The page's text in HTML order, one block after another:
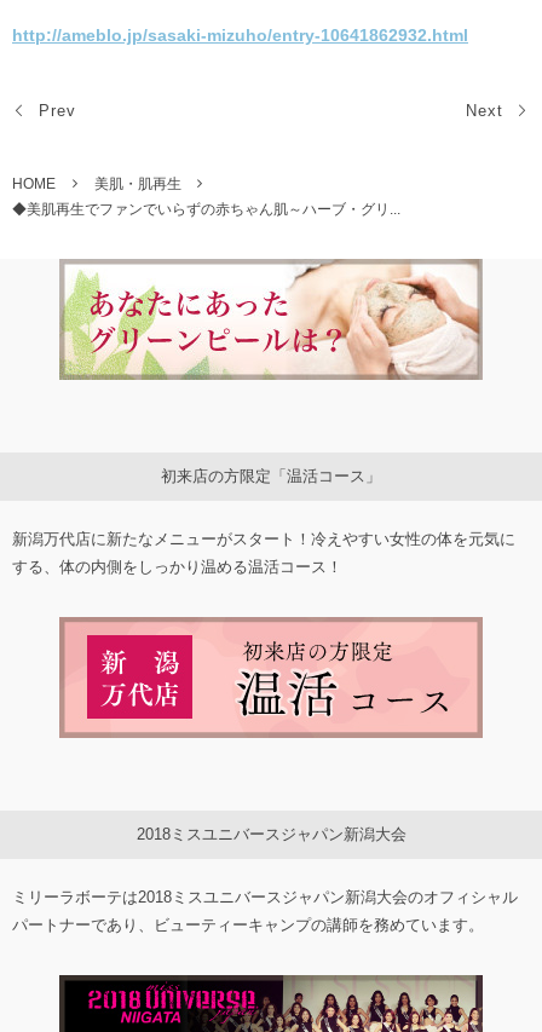
http://ameblo.jp/sasaki-mizuho/entry-10641862932.html
Prev Next
HOME
美肌・肌再生
◆美肌再生でファンでいらずの赤ちゃん肌～ハーブ・グリ...
初来店の方限定「温活コース」
新潟万代店に新たなメニューがスタート！冷えやすい女性の体を元気に
する、体の内側をしっかり温める温活コース！
2018ミスユニバースジャパン新潟大会
ミリーラボーテは2018ミスユニバースジャパン新潟大会のオフィシャル
パートナーであり、ビューティーキャンプの講師を務めています。